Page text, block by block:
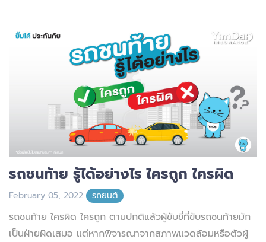
รถชนท้าย รู้ได้อย่างไร ใครถูก ใครผิด
February 05, 2022 รถยนต์
รถชนท้าย ใครผิด ใครถูก ตามปกติแล้วผู้ขับขี่ที่ขับรถชนท้ายมัก
เป็นฝ่ายผิดเสมอ แต่หากพิจารณาจากสภาพแวดล้อมหรือตัวผู้